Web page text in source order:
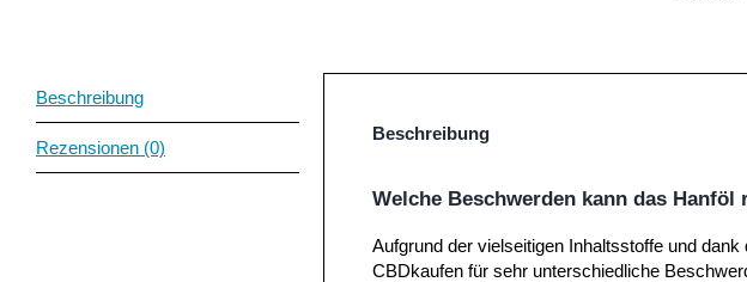
Beschreibung
Rezensionen (0)
Beschreibung
Welche Beschwerden kann das Hanföl
Aufgrund der vielseitigen Inhaltsstoffe und
CBDkaufen für sehr unterschiedliche